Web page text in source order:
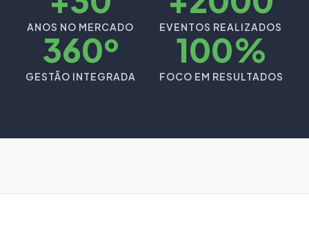
ANOS NO MERCADO EVENTOS REALIZADOS
360º
GESTÃO INTEGRADA
100%
FOCO EM RESULTADOS